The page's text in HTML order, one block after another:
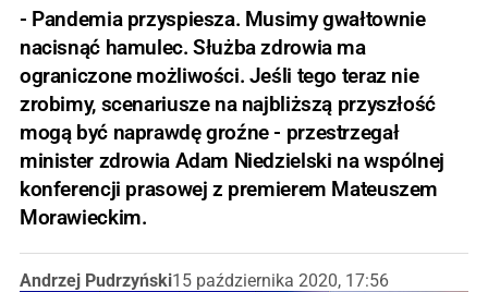
- Pandemia przyspiesza. Musimy gwałtownie
nacisnąć hamulec. Służba zdrowia ma
ograniczone możliwości. Jeśli tego teraz nie
zrobimy, scenariusze na najbliższą przyszłość
mogą być naprawdę groźne - przestrzegał
minister zdrowia Adam Niedzielski na wspólnej
konferencji prasowej z premierem Mateuszem
Morawieckim.
Andrzej Pudrzyński15 października 2020, 17:56